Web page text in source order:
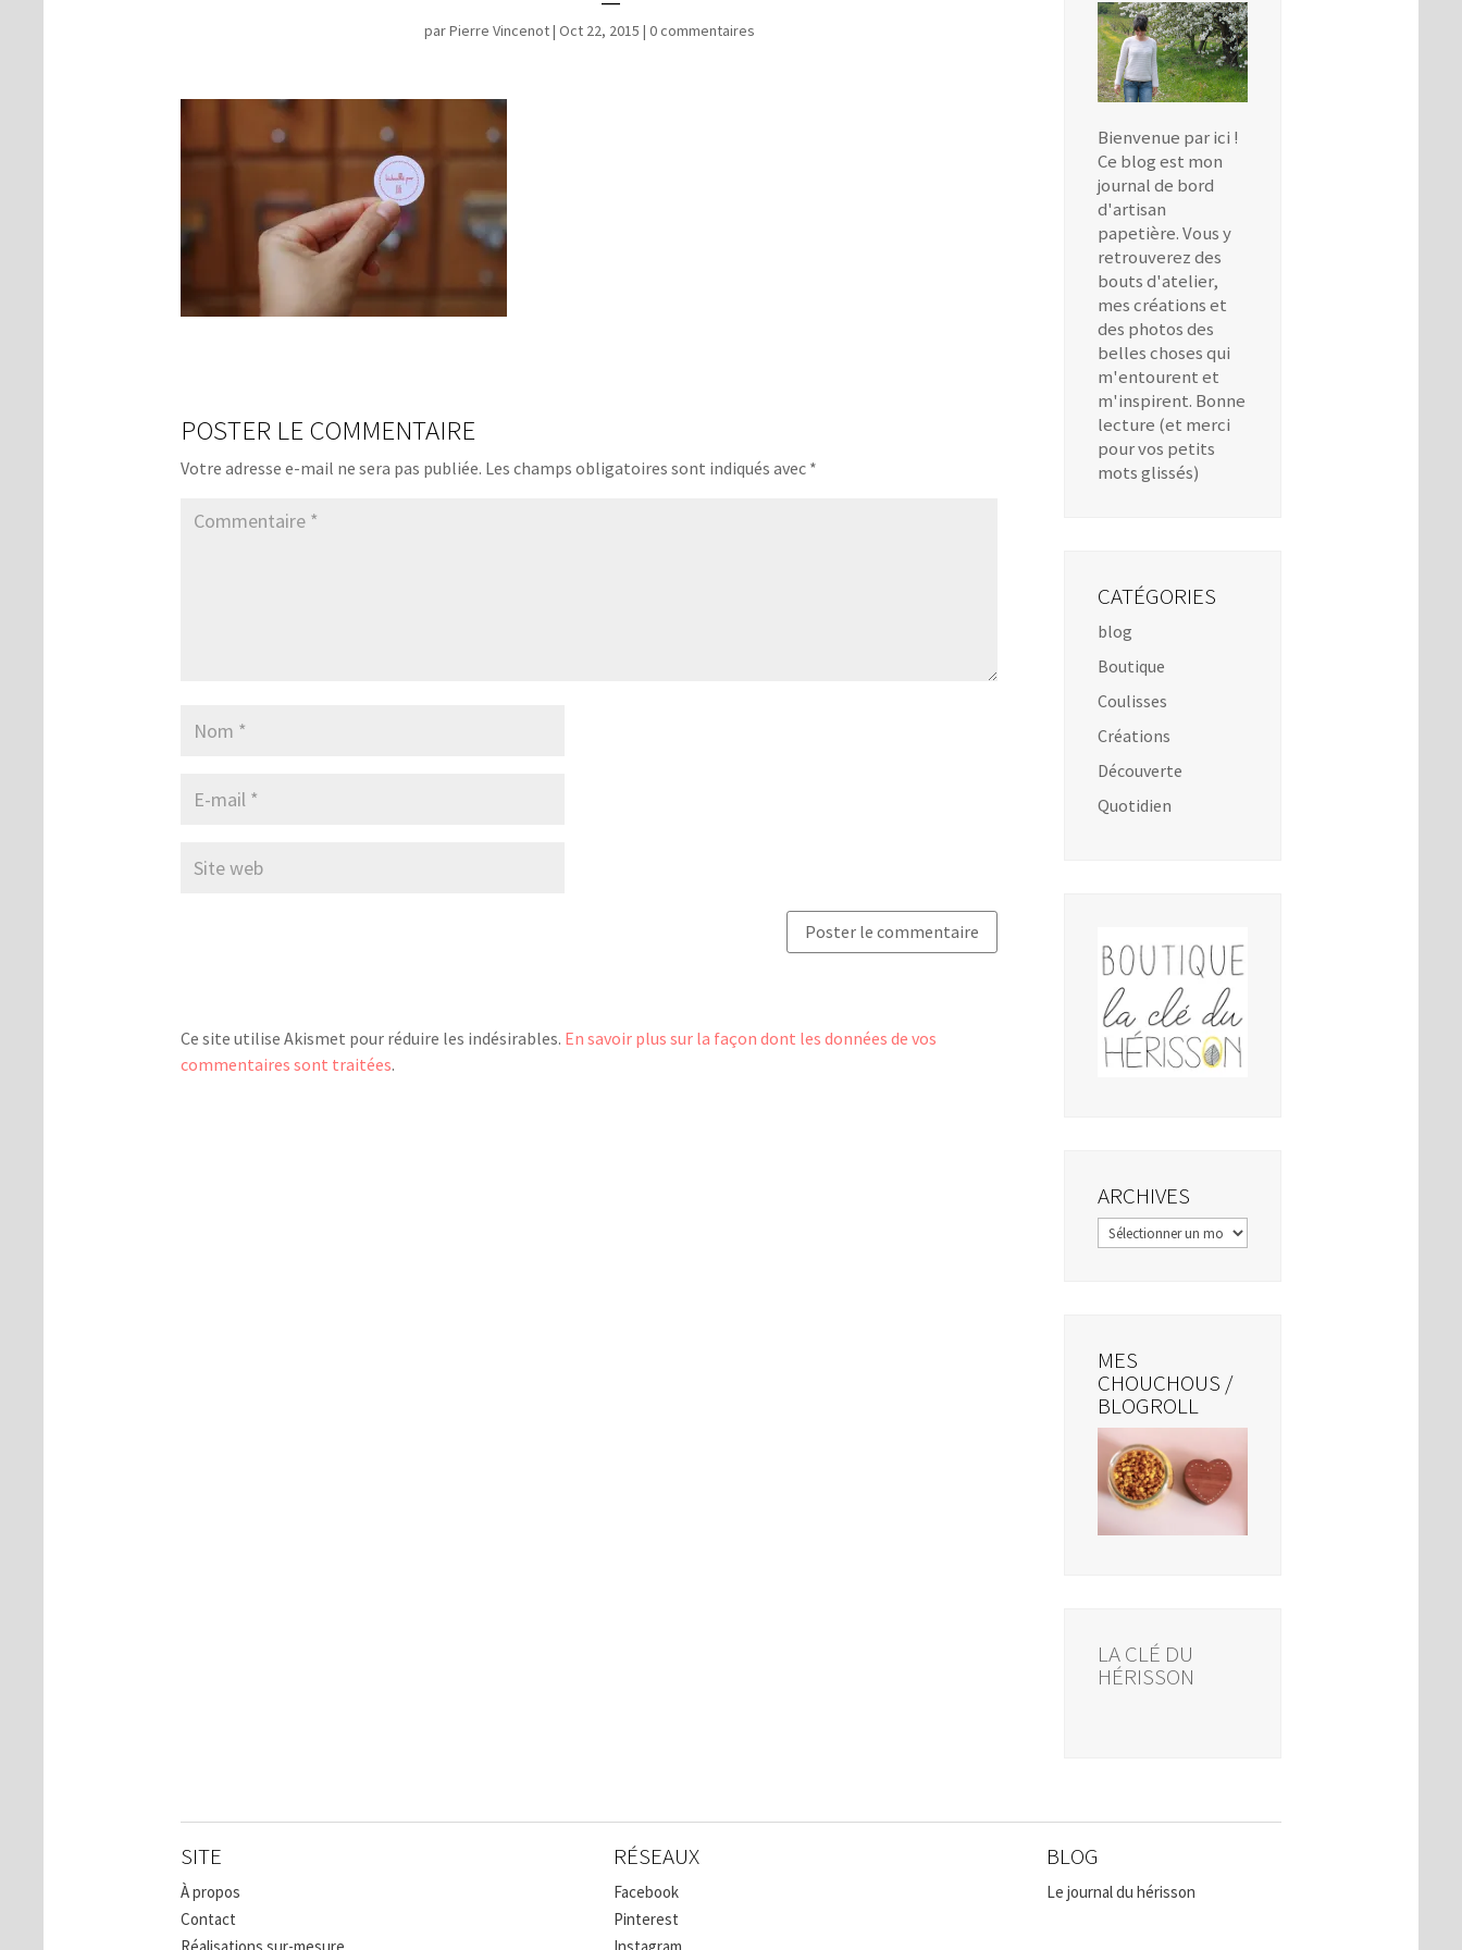
parPierre Vincenot| Oct 22, 2015 | 0 commentaires
POSTER LE COMMENTAIRE
Votre adresse e-mail ne sera pas publiée. Les champs obligatoires sont indiqués avec *
Ce site utilise Akismet pour réduire les indésirables. En savoir plus sur la façon dont les données de vos
commentaires sont traitées.
Bienvenue par ici !
Ce blog est mon
journal de bord
d'artisan
papetière. Vous y
retrouverez des
bouts d'atelier,
mes créations et
des photos des
belles choses qui
m'entourent et
m'inspirent. Bonne
lecture (et merci
pour vos petits
mots glissés)
CATÉGORIES
blog
Boutique
Coulisses
Créations
Découverte
Quotidien
ARCHIVES
Archives
MES
CHOUCHOUS /
BLOGROLL
LA CLÉ DU
HÉRISSON
SITE
À propos
Contact
RÉSEAUX
Facebook
Pinterest
BLOG
Le journal du hérisson